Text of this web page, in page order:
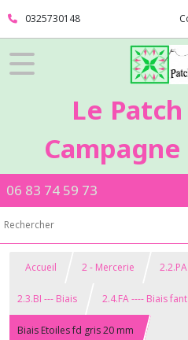
0325730148
Le
06 83 74 59 73
Accueil 2 - Mercerie
2.3.BI --- Biais 2.4.FA ---- Biais
Biais Etoiles fd gris 20 mm